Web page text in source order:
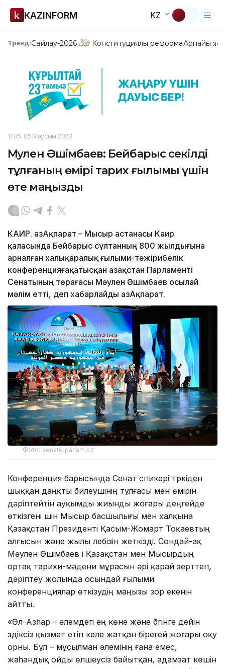
KAZINFORM KZ
Тренд:Сайлау-2026 Конституциялық реформаАрнайы
11:05, 05 Маусым 2023
Мәулен Әшімбаев: Бейбарыс секілді
тұлғаның өмірі тарих ғылымы үшін
өте маңызды
КАИР. ҚазАқпарат – Мысыр астанасы Каир
қаласында Бейбарыс сұлтанның 800 жылдығына
арналған халықаралық ғылыми-тәжірибелік
конференцияғақатысқан Қазақстан Парламенті
Сенатының төрағасы Мәулен Әшімбаев осылай
мәлім етті, деп хабарлайды ҚазАқпарат.
Фото: senate.parlam.kz
Конференция барысында Сенат спикері түркіден
шыққан даңқты билеушінің тұлғасы мен өмірін
дәріптейтін ауқымды жиынды жоғары деңгейде
өткізгені үшін Мысыр басшылығы мен халқына
Қазақстан Президенті Қасым-Жомарт Тоқаевтың
алғысын және жылы лебізін жеткізді. Сондай-ақ
Мәулен Әшімбаев і Қазақстан мен Мысырдың
ортақ тарихи-мәдени мұрасын әрі қарай зерттеп,
дәріптеу жолында осындай ғылыми
конференциялар өткізудің маңызы зор екенін
айтты.
«Әл-Азһар – әлемдегі ең көне және бүгінге дейін
үздіксіз қызмет етіп келе жатқан бірегей жоғары оқу
орны. Бұл – мұсылман әлемінің ғана емес,
жаһандық ойды өлшеусіз байытқан, адамзат көшін